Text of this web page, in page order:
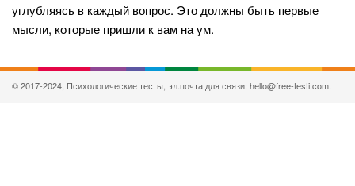
углубляясь в каждый вопрос. Это должны быть первые
мысли, которые пришли к вам на ум.
© 2017-2024, Психологические тесты, эл.почта для связи: hello@free-testi.com.